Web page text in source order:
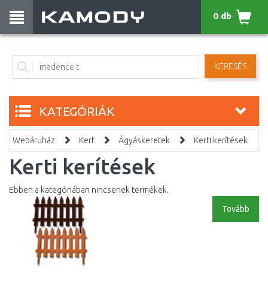
KERESÉS
0 db
KATEGÓRIÁK
Webáruház Kert Ágyáskeretek Kerti kerítések
Kerti kerítések
Ebben a kategóriában nincsenek termékek.
Tovább